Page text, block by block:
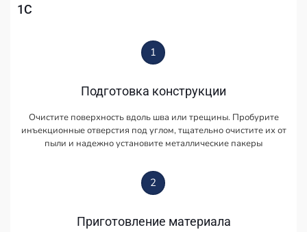
1C
1
Подготовка конструкции
Очистите поверхность вдоль шва или трещины. Пробурите
инъекционные отверстия под углом, тщательно очистите их от
пыли и надежно установите металлические пакеры
2
Приготовление материала